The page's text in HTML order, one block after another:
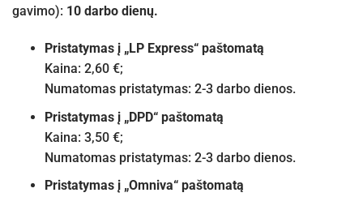
gavimo): 10 darbo dienų.
Pristatymas į „LP Express“ paštomatą
Kaina: 2,60 €;
Numatomas pristatymas: 2-3 darbo dienos.
Pristatymas į „DPD“ paštomatą
Kaina: 3,50 €;
Numatomas pristatymas: 2-3 darbo dienos.
Pristatymas į „Omniva“ paštomatą